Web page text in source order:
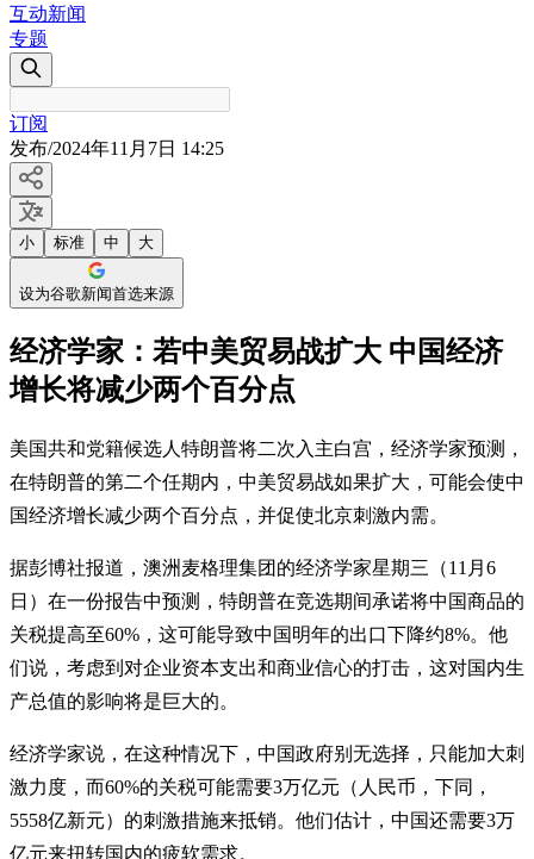
互动新闻
专题
订阅
发布/2024年11月7日 14:25
小 标准 中 大
设为谷歌新闻首选来源
经济学家：若中美贸易战扩大 中国经济
增长将减少两个百分点
美国共和党籍候选人特朗普将二次入主白宫，经济学家预测，
在特朗普的第二个任期内，中美贸易战如果扩大，可能会使中
国经济增长减少两个百分点，并促使北京刺激内需。
据彭博社报道，澳洲麦格理集团的经济学家星期三（11月6
日）在一份报告中预测，特朗普在竞选期间承诺将中国商品的
关税提高至60%，这可能导致中国明年的出口下降约8%。他
们说，考虑到对企业资本支出和商业信心的打击，这对国内生
产总值的影响将是巨大的。
经济学家说，在这种情况下，中国政府别无选择，只能加大刺
激力度，而60%的关税可能需要3万亿元（人民币，下同，
5558亿新元）的刺激措施来抵销。他们估计，中国还需要3万
亿元来扭转国内的疲软需求。